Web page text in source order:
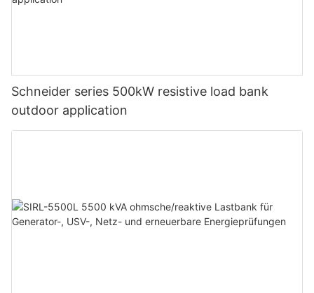
Schneider series 500kW resistive load bank
outdoor application